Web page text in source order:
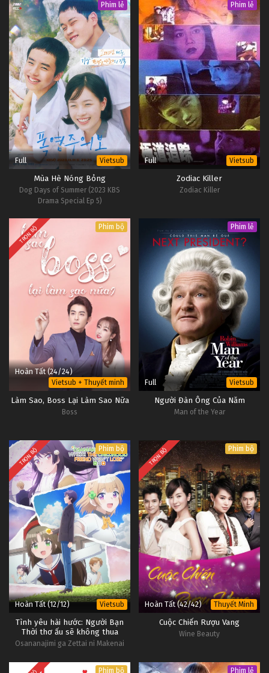
Phim lẻ
Full Vietsub
Mùa Hè Nóng Bỏng
Dog Days of Summer (2023 KBS
Drama Special Ep 5)
Phim lẻ
Full Vietsub
Zodiac Killer
Zodiac Killer
TRỌN BỘ Phim bộ
Hoàn Tất (24/24)
Vietsub + Thuyết minh
Làm Sao, Boss Lại Làm Sao Nữa
Boss
Phim lẻ
Full Vietsub
Người Đàn Ông Của Năm
Man of the Year
TRỌN BỘ Phim bộ
Hoàn Tất (12/12) Vietsub
Tình yêu hài hước: Người Bạn
Thời thơ ấu sẽ không thua
Osananajimi ga Zettai ni Makenai
TRỌN BỘ Phim bộ
Hoàn Tất (42/42) Thuyết Minh
Cuộc Chiến Rượu Vang
Wine Beauty
Phim bộ Phim lẻ